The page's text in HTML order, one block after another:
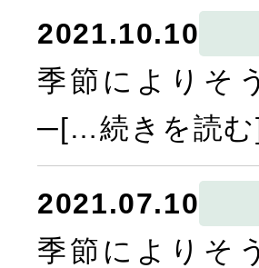
2021.10.10
季節により
─[…続きを読む
2021.07.10
季節により